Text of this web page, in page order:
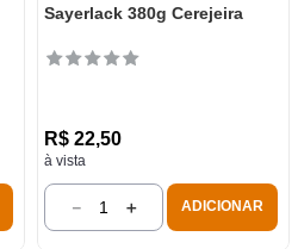
Sayerlack 380g Cerejeira
R$ 22,50
à vista
＋
－ ADICIONAR